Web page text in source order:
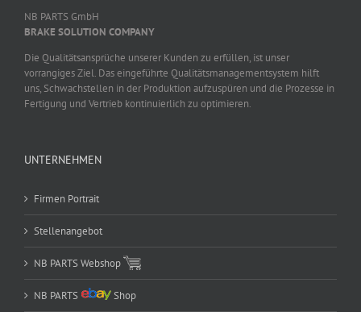
NB PARTS GmbH
BRAKE SOLUTION COMPANY
Die Qualitätsansprüche unserer Kunden zu erfüllen, ist unser
vorrangiges Ziel. Das eingeführte Qualitätsmanagementsystem hilft
uns, Schwachstellen in der Produktion aufzuspüren und die Prozesse in
Fertigung und Vertrieb kontinuierlich zu optimieren.
UNTERNEHMEN
Firmen Portrait
Stellenangebot
NB PARTS Webshop
NB PARTS Shop